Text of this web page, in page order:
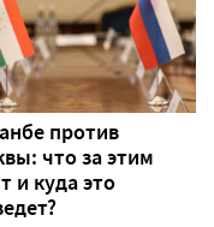
против
что за этим
и куда это